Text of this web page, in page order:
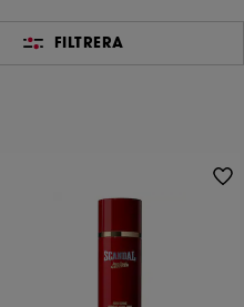
FILTRERA